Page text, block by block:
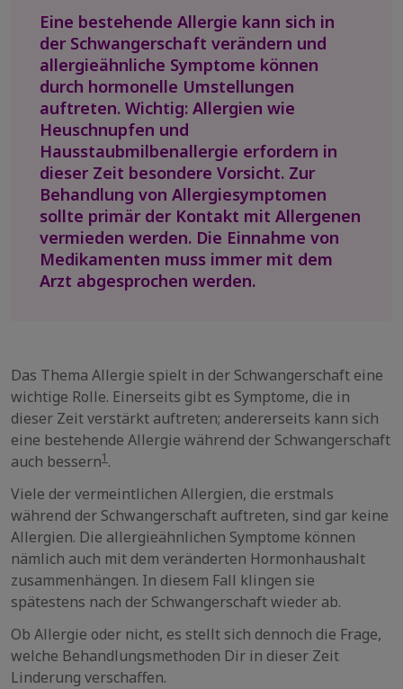
Eine bestehende Allergie kann sich in
der Schwangerschaft verändern und
allergieähnliche Symptome können
durch hormonelle Umstellungen
auftreten. Wichtig: Allergien wie
Heuschnupfen und
Hausstaubmilbenallergie erfordern in
dieser Zeit besondere Vorsicht. Zur
Behandlung von Allergiesymptomen
sollte primär der Kontakt mit Allergenen
vermieden werden. Die Einnahme von
Medikamenten muss immer mit dem
Arzt abgesprochen werden.
Das Thema Allergie spielt in der Schwangerschaft eine
wichtige Rolle. Einerseits gibt es Symptome, die in
dieser Zeit verstärkt auftreten; andererseits kann sich
eine bestehende Allergie während der Schwangerschaft
auch bessern1 .
Viele der vermeintlichen Allergien, die erstmals
während der Schwangerschaft auftreten, sind gar keine
Allergien. Die allergieähnlichen Symptome können
nämlich auch mit dem veränderten Hormonhaushalt
zusammenhängen. In diesem Fall klingen sie
spätestens nach der Schwangerschaft wieder ab.
Ob Allergie oder nicht, es stellt sich dennoch die Frage,
welche Behandlungsmethoden Dir in dieser Zeit
Linderung verschaffen.